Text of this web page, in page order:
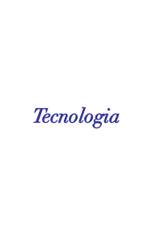
Tecnologia